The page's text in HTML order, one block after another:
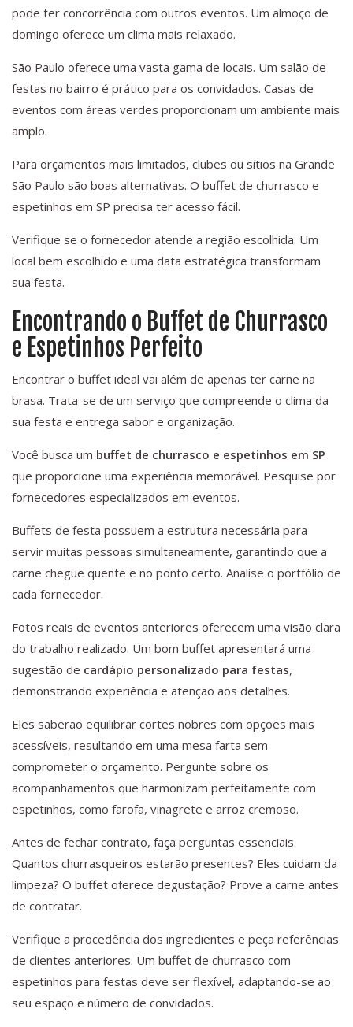
pode ter concorrência com outros eventos. Um almoço de
domingo oferece um clima mais relaxado.
São Paulo oferece uma vasta gama de locais. Um salão de
festas no bairro é prático para os convidados. Casas de
eventos com áreas verdes proporcionam um ambiente mais
amplo.
Para orçamentos mais limitados, clubes ou sítios na Grande
São Paulo são boas alternativas. O buffet de churrasco e
espetinhos em SP precisa ter acesso fácil.
Verifique se o fornecedor atende a região escolhida. Um
local bem escolhido e uma data estratégica transformam
sua festa.
Encontrando o Buffet de Churrasco
e Espetinhos Perfeito
Encontrar o buffet ideal vai além de apenas ter carne na
brasa. Trata-se de um serviço que compreende o clima da
sua festa e entrega sabor e organização.
Você busca um buffet de churrasco e espetinhos em SP
que proporcione uma experiência memorável. Pesquise por
fornecedores especializados em eventos.
Buffets de festa possuem a estrutura necessária para
servir muitas pessoas simultaneamente, garantindo que a
carne chegue quente e no ponto certo. Analise o portfólio de
cada fornecedor.
Fotos reais de eventos anteriores oferecem uma visão clara
do trabalho realizado. Um bom buffet apresentará uma
sugestão de cardápio personalizado para festas,
demonstrando experiência e atenção aos detalhes.
Eles saberão equilibrar cortes nobres com opções mais
acessíveis, resultando em uma mesa farta sem
comprometer o orçamento. Pergunte sobre os
acompanhamentos que harmonizam perfeitamente com
espetinhos, como farofa, vinagrete e arroz cremoso.
Antes de fechar contrato, faça perguntas essenciais.
Quantos churrasqueiros estarão presentes? Eles cuidam da
limpeza? O buffet oferece degustação? Prove a carne antes
de contratar.
Verifique a procedência dos ingredientes e peça referências
de clientes anteriores. Um buffet de churrasco com
espetinhos para festas deve ser flexível, adaptando-se ao
seu espaço e número de convidados.